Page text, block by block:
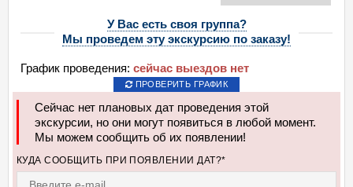
У Вас есть своя группа?
Мы проведем эту экскурсию по заказу!
График проведения: сейчас выездов нет
ПРОВЕРИТЬ ГРАФИК
Сейчас нет плановых дат проведения этой
экскурсии, но они могут появиться в любой момент.
Мы можем сообщить об их появлении!
КУДА СООБЩИТЬ ПРИ ПОЯВЛЕНИИ ДАТ?*